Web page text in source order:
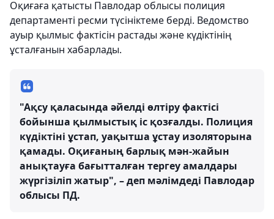
Оқиғаға қатысты Павлодар облысы полиция
департаменті ресми түсініктеме берді. Ведомство
ауыр қылмыс фактісін растады және күдіктінің
ұсталғанын хабарлады.
"Ақсу қаласында әйелді өлтіру фактісі
бойынша қылмыстық іс қозғалды. Полиция
күдіктіні ұстап, уақытша ұстау изоляторына
қамады. Оқиғаның барлық мән-жайын
анықтауға бағытталған тергеу амалдары
жүргізіліп жатыр", – деп мәлімдеді Павлодар
облысы ПД.